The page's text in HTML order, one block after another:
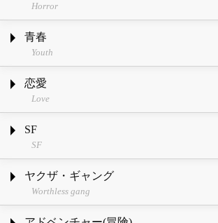
Horror
青春
Youth
恋愛
Love
SF
SF
ヤクザ・ギャング
Worthless gang